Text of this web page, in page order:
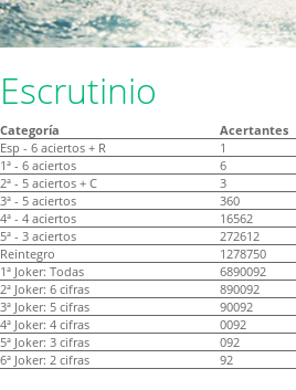
Escrutinio
Categoría Acertantes
Esp - 6 aciertos + R
1
1ª - 6 aciertos
6
2ª - 5 aciertos + C
3
3ª - 5 aciertos
360
4ª - 4 aciertos
16562
5ª - 3 aciertos
272612
Reintegro
1278750
1ª Joker: Todas
6890092
2ª Joker: 6 cifras
890092
3ª Joker: 5 cifras
90092
4ª Joker: 4 cifras
0092
5ª Joker: 3 cifras
092
6ª Joker: 2 cifras
92